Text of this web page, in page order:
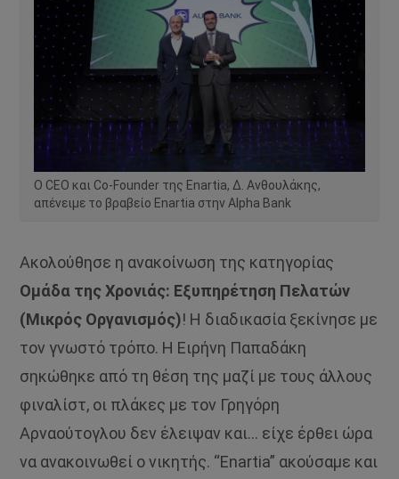
O CEO και Co-Founder της Enartia, Δ. Ανθουλάκης,
απένειμε το βραβείο Enartia στην Alpha Bank
Ακολούθησε η ανακοίνωση της κατηγορίας
Ομάδα της Χρονιάς: Εξυπηρέτηση Πελατών
(Μικρός Οργανισμός)! Η διαδικασία ξεκίνησε με
τον γνωστό τρόπο. Η Ειρήνη Παπαδάκη
σηκώθηκε από τη θέση της μαζί με τους άλλους
φιναλίστ, οι πλάκες με τον Γρηγόρη
Αρναούτογλου δεν έλειψαν και… είχε έρθει ώρα
να ανακοινωθεί ο νικητής. “Εnartia” ακούσαμε και